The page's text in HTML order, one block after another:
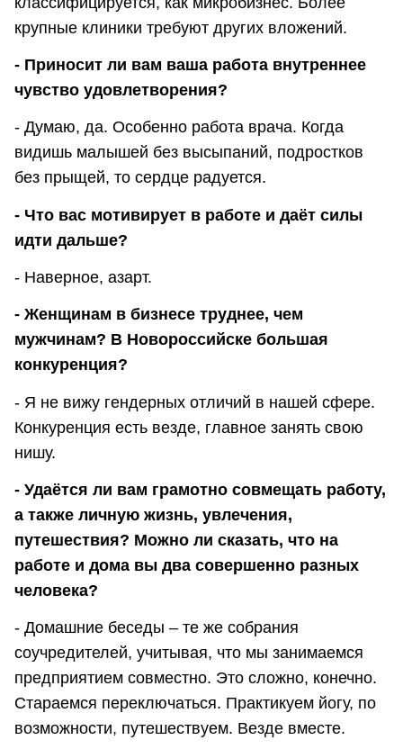
крупные клиники требуют других вложений.
- Приносит ли вам ваша работа внутреннее
чувство удовлетворения?
- Думаю, да. Особенно работа врача. Когда
видишь малышей без высыпаний, подростков
без прыщей, то сердце радуется.
- Что вас мотивирует в работе и даёт силы
идти дальше?
- Наверное, азарт.
- Женщинам в бизнесе труднее, чем
мужчинам? В Новороссийске большая
конкуренция?
- Я не вижу гендерных отличий в нашей сфере.
Конкуренция есть везде, главное занять свою
нишу.
- Удаётся ли вам грамотно совмещать работу,
а также личную жизнь, увлечения,
путешествия? Можно ли сказать, что на
работе и дома вы два совершенно разных
человека?
- Домашние беседы – те же собрания
соучредителей, учитывая, что мы занимаемся
предприятием совместно. Это сложно, конечно.
Стараемся переключаться. Практикуем йогу, по
возможности, путешествуем. Везде вместе.